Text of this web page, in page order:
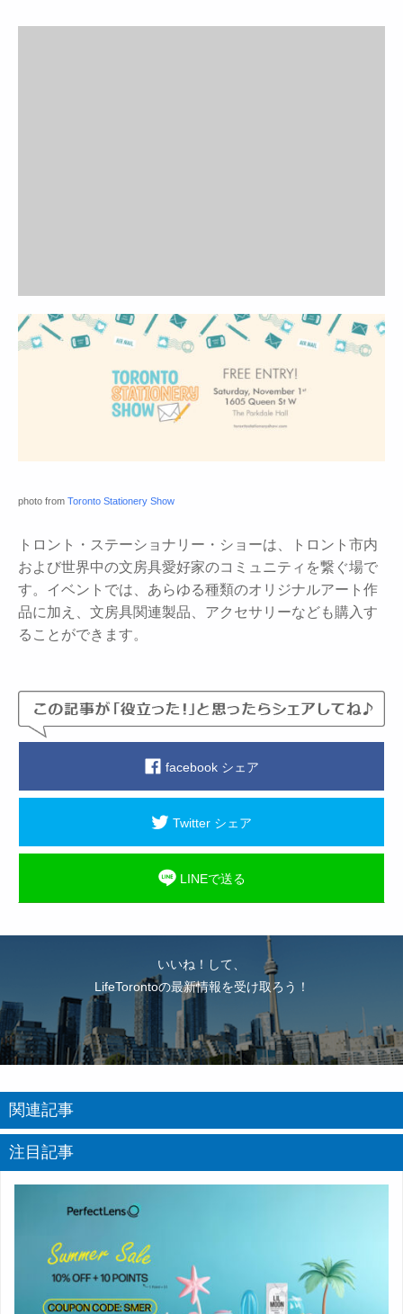
photo from Toronto Stationery Show
トロント・ステーショナリー・ショーは、トロント市内
および世界中の文房具愛好家のコミュニティを繋ぐ場で
す。イベントでは、あらゆる種類のオリジナルアート作
品に加え、文房具関連製品、アクセサリーなども購入す
ることができます。
facebook シェア
Twitter シェア
LINEで送る
いいね！して、
LifeTorontoの最新情報を受け取ろう！
関連記事
注目記事